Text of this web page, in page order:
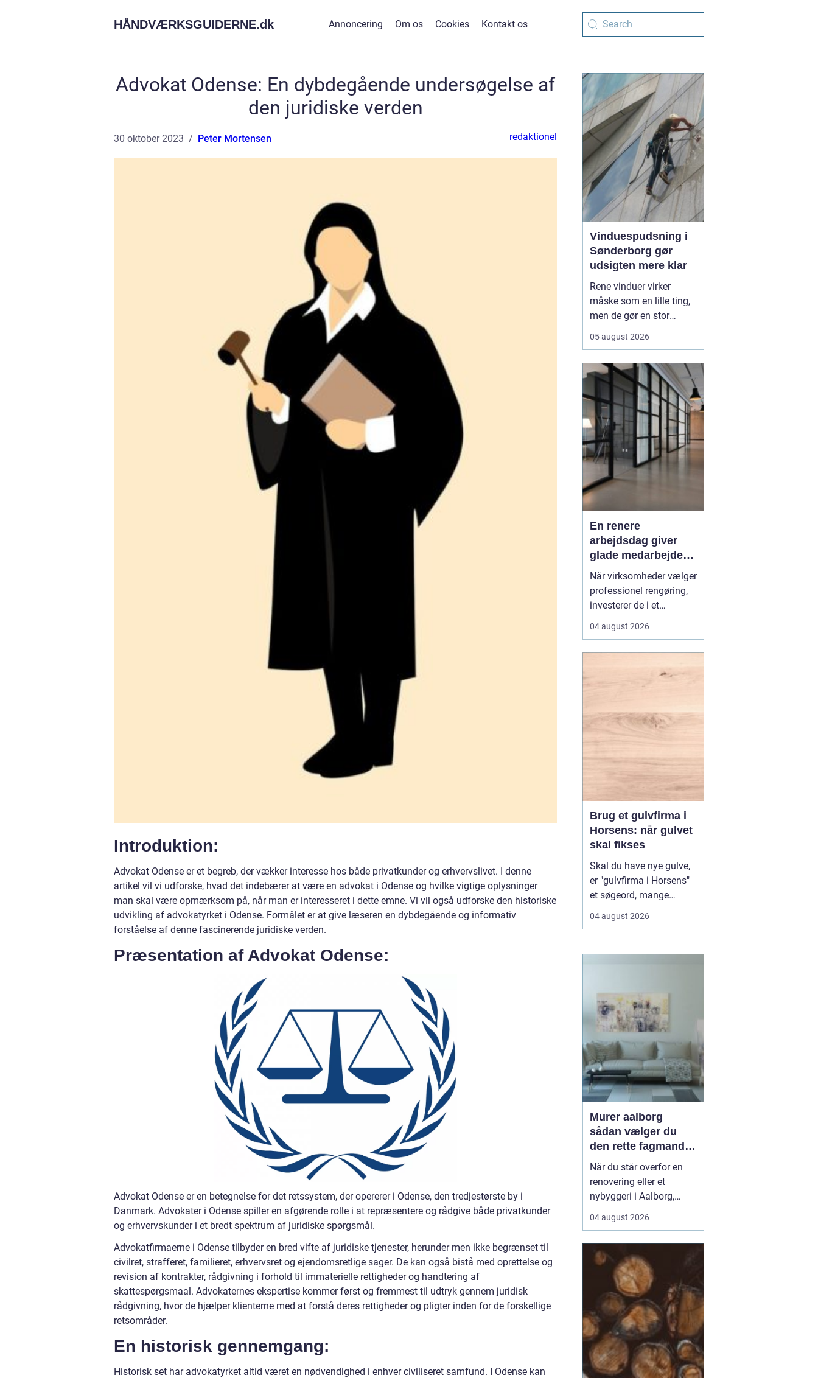
HÅNDVÆRKSGUIDERNE.dk Annoncering Om os Cookies Kontakt os
Advokat Odense: En dybdegående undersøgelse af
den juridiske verden
30 oktober 2023 Peter Mortensen redaktionel
Introduktion:
Advokat Odense er et begreb, der vækker interesse hos både privatkunder og erhvervslivet. I denne
artikel vil vi udforske, hvad det indebærer at være en advokat i Odense og hvilke vigtige oplysninger
man skal være opmærksom på, når man er interesseret i dette emne. Vi vil også udforske den historiske
udvikling af advokatyrket i Odense. Formålet er at give læseren en dybdegående og informativ
forståelse af denne fascinerende juridiske verden.
Præsentation af Advokat Odense:
Advokat Odense er en betegnelse for det retssystem, der opererer i Odense, den tredjestørste by i
Danmark. Advokater i Odense spiller en afgørende rolle i at repræsentere og rådgive både privatkunder
og erhvervskunder i et bredt spektrum af juridiske spørgsmål.
Advokatfirmaerne i Odense tilbyder en bred vifte af juridiske tjenester, herunder men ikke begrænset til
civilret, strafferet, familieret, erhvervsret og ejendomsretlige sager. De kan også bistå med oprettelse og
revision af kontrakter, rådgivning i forhold til immaterielle rettigheder og handtering af
skattespørgsmaal. Advokaternes ekspertise kommer først og fremmest til udtryk gennem juridisk
rådgivning, hvor de hjælper klienterne med at forstå deres rettigheder og pligter inden for de forskellige
retsområder.
En historisk gennemgang:
Historisk set har advokatyrket altid været en nødvendighed i enhver civiliseret samfund. I Odense kan
Vinduespudsning i
Sønderborg gør
udsigten mere klar
Rene vinduer virker
måske som en lille ting,
men de gør en stor
arbejdsmiljø og privatliv.
ind, rummene virker
større, og både
medarbejdere, kunder og
gæster f&ari...
05 august 2026
En renere
arbejdsdag giver
glade medarbejdere
med
erhvervsrengøring i
Farvskov
Når virksomheder vælger
professionel rengøring,
investerer de i et
medarbejdere trives, og
04 august 2026
Brug et gulvfirma i
Horsens: når gulvet
skal fikses
Skal du have nye gulve,
er "gulvfirma i Horsens"
et søgeord, mange
overfor et nyt gulvprojekt
virksomheden. Når du
handler det typi...
04 august 2026
Murer aalborg
sådan vælger du
den rette fagmand
til dit næste projekt
Når du står overfor en
renovering eller et
nybyggeri i Aalborg,
stor rolle for både
En dygtig murer kan
forvandle en slidt bolig
til et moderne og
holdbart hjem, mens det
modsatte kan give dyre
r...
04 august 2026